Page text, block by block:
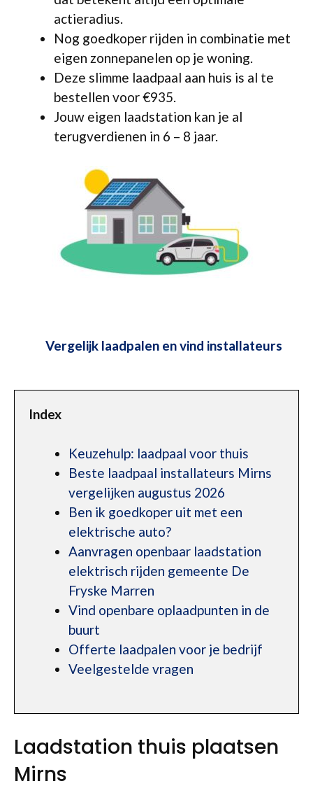
actieradius.
Nog goedkoper rijden in combinatie met
eigen zonnepanelen op je woning.
Deze slimme laadpaal aan huis is al te
bestellen voor €935.
Jouw eigen laadstation kan je al
terugverdienen in 6 – 8 jaar.
Vergelijk laadpalen en vind installateurs
Index
Keuzehulp: laadpaal voor thuis
Beste laadpaal installateurs Mirns
vergelijken augustus 2026
Ben ik goedkoper uit met een
elektrische auto?
Aanvragen openbaar laadstation
elektrisch rijden gemeente De
Fryske Marren
Vind openbare oplaadpunten in de
buurt
Offerte laadpalen voor je bedrijf
Veelgestelde vragen
Laadstation thuis plaatsen
Mirns